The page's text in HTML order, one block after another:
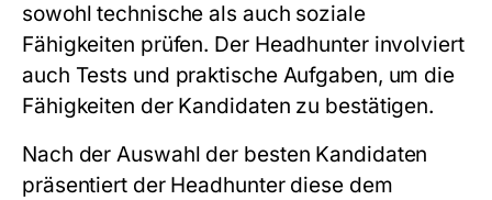
sowohl technische als auch soziale
Fähigkeiten prüfen. Der Headhunter involviert
auch Tests und praktische Aufgaben, um die
Fähigkeiten der Kandidaten zu bestätigen.
Nach der Auswahl der besten Kandidaten
präsentiert der Headhunter diese dem